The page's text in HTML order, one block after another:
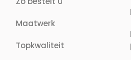
Maatwerk
Topkwaliteit